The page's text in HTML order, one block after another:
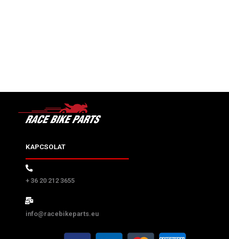
KAPCSOLAT
+ 36 20 212 3655
info@racebikeparts.eu